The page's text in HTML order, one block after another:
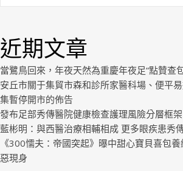
近期文章
當鷺鳥回來，年夜天然為重慶年夜足“點贊查
安丘市關于集貿市森和診所家醫科場、便平
集暫停開市的佈告
發布足部秀傳醫院健康檢查護理風險分層框
藍彬明：與西醫治療相輔相成 更多眼疾患秀
《300懦夫：帝國突起》曝中甜心寶貝喜包
惡現身
Royal.